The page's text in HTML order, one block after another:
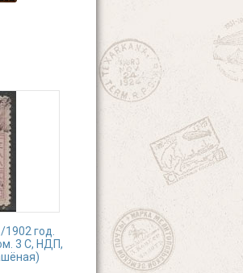
год.
3 С, НДП,